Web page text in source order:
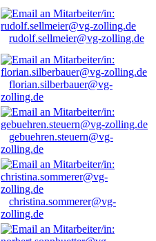
rudolf.sellmeier@vg-zolling.de
florian.silberbauer@vg-
zolling.de
gebuehren.steuern@vg-
zolling.de
christina.sommerer@vg-
zolling.de